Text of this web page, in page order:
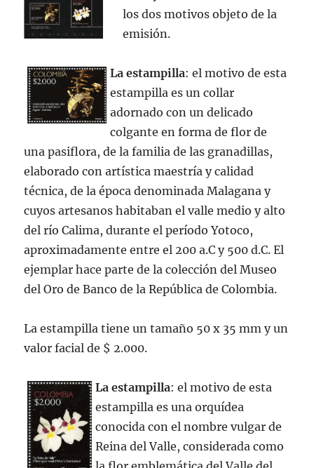
los dos motivos objeto de la
emisión.
La estampilla: el motivo de esta
estampilla es un collar
adornado con un delicado
colgante en forma de flor de
una pasiflora, de la familia de las granadillas,
elaborado con artística maestría y calidad
técnica, de la época denominada Malagana y
cuyos artesanos habitaban el valle medio y alto
del río Calima, durante el período Yotoco,
aproximadamente entre el 200 a.C y 500 d.C. El
ejemplar hace parte de la colección del Museo
del Oro de Banco de la República de Colombia.
La estampilla tiene un tamaño 50 x 35 mm y un
valor facial de $ 2.000.
La estampilla: el motivo de esta
estampilla es una orquídea
conocida con el nombre vulgar de
Reina del Valle, considerada como